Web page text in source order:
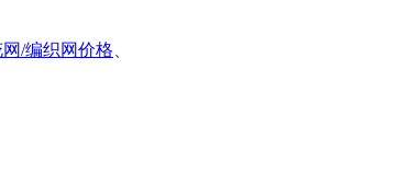
/编织网价格